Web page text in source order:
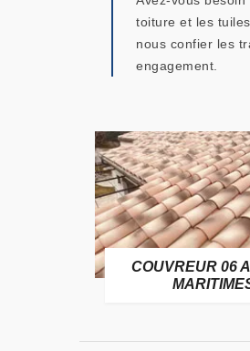
toiture et les
nous confier les
engagement.
COUVREUR 06